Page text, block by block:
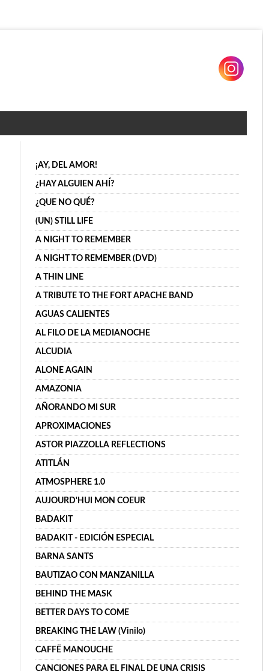
¡AY, DEL AMOR!
¿HAY ALGUIEN AHÍ?
¿QUE NO QUÉ?
(UN) STILL LIFE
A NIGHT TO REMEMBER
A NIGHT TO REMEMBER (DVD)
A THIN LINE
A TRIBUTE TO THE FORT APACHE BAND
AGUAS CALIENTES
AL FILO DE LA MEDIANOCHE
ALCUDIA
ALONE AGAIN
AMAZONIA
AÑORANDO MI SUR
APROXIMACIONES
ASTOR PIAZZOLLA REFLECTIONS
ATITLÁN
ATMOSPHERE 1.0
AUJOURD'HUI MON COEUR
BADAKIT
BADAKIT - EDICIÓN ESPECIAL
BARNA SANTS
BAUTIZAO CON MANZANILLA
BEHIND THE MASK
BETTER DAYS TO COME
BREAKING THE LAW (Vinilo)
CAFFË MANOUCHE
CANCIONES PARA EL FINAL DE UNA CRISIS